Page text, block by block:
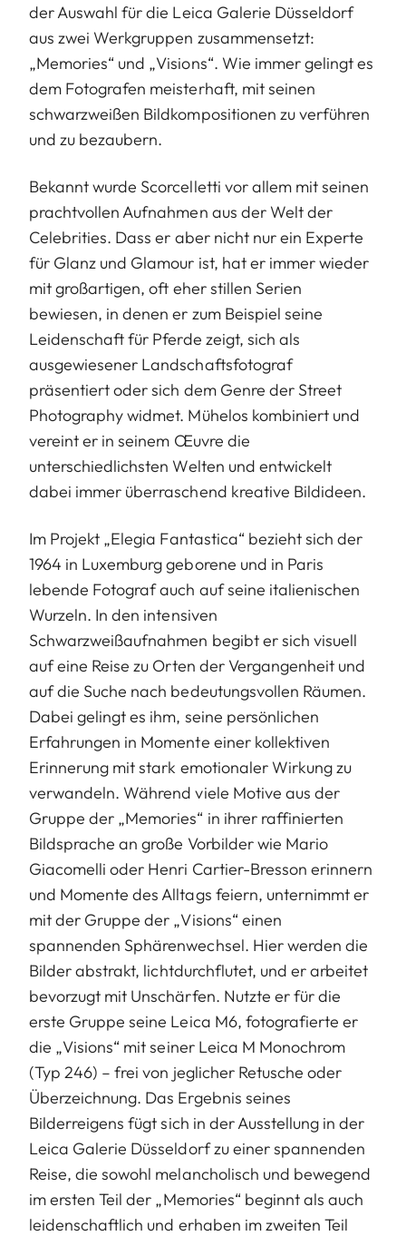
der Auswahl für die Leica Galerie Düsseldorf
aus zwei Werkgruppen zusammensetzt:
„Memories“ und „Visions“. Wie immer gelingt es
dem Fotografen meisterhaft, mit seinen
schwarzweißen Bildkompositionen zu verführen
und zu bezaubern.
Bekannt wurde Scorcelletti vor allem mit seinen
prachtvollen Aufnahmen aus der Welt der
Celebrities. Dass er aber nicht nur ein Experte
für Glanz und Glamour ist, hat er immer wieder
mit großartigen, oft eher stillen Serien
bewiesen, in denen er zum Beispiel seine
Leidenschaft für Pferde zeigt, sich als
ausgewiesener Landschaftsfotograf
präsentiert oder sich dem Genre der Street
Photography widmet. Mühelos kombiniert und
vereint er in seinem Œuvre die
unterschiedlichsten Welten und entwickelt
dabei immer überraschend kreative Bildideen.
Im Projekt „Elegia Fantastica“ bezieht sich der
1964 in Luxemburg geborene und in Paris
lebende Fotograf auch auf seine italienischen
Wurzeln. In den intensiven
Schwarzweißaufnahmen begibt er sich visuell
auf eine Reise zu Orten der Vergangenheit und
auf die Suche nach bedeutungsvollen Räumen.
Dabei gelingt es ihm, seine persönlichen
Erfahrungen in Momente einer kollektiven
Erinnerung mit stark emotionaler Wirkung zu
verwandeln. Während viele Motive aus der
Gruppe der „Memories“ in ihrer raffinierten
Bildsprache an große Vorbilder wie Mario
Giacomelli oder Henri Cartier-Bresson erinnern
und Momente des Alltags feiern, unternimmt er
mit der Gruppe der „Visions“ einen
spannenden Sphärenwechsel. Hier werden die
Bilder abstrakt, lichtdurchflutet, und er arbeitet
bevorzugt mit Unschärfen. Nutzte er für die
erste Gruppe seine Leica M6, fotografierte er
die „Visions“ mit seiner Leica M Monochrom
(Typ 246) – frei von jeglicher Retusche oder
Überzeichnung. Das Ergebnis seines
Bilderreigens fügt sich in der Ausstellung in der
Leica Galerie Düsseldorf zu einer spannenden
Reise, die sowohl melancholisch und bewegend
im ersten Teil der „Memories“ beginnt als auch
leidenschaftlich und erhaben im zweiten Teil